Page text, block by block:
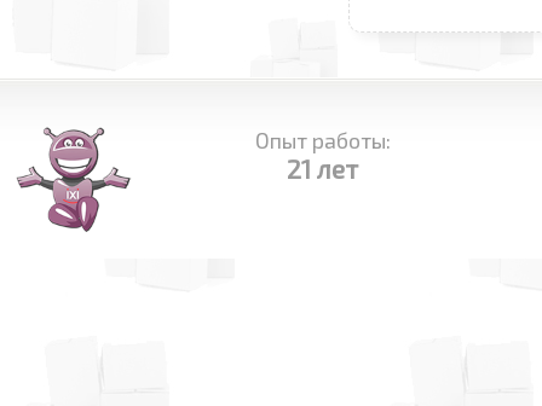
Опыт работы:
21 лет